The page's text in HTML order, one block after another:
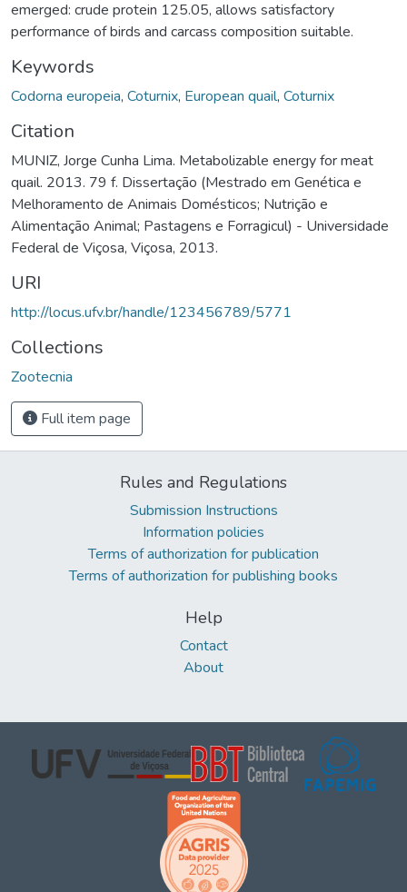
emerged: crude protein 125.05, allows satisfactory
performance of birds and carcass composition suitable.
Keywords
Codorna europeia, Coturnix, European quail, Coturnix
Citation
MUNIZ, Jorge Cunha Lima. Metabolizable energy for meat
quail. 2013. 79 f. Dissertação (Mestrado em Genética e
Melhoramento de Animais Domésticos; Nutrição e
Alimentação Animal; Pastagens e Forragicul) - Universidade
Federal de Viçosa, Viçosa, 2013.
URI
http://locus.ufv.br/handle/123456789/5771
Collections
Zootecnia
Full item page
Rules and Regulations
Submission Instructions
Information policies
Terms of authorization for publication
Terms of authorization for publishing books
Help
Contact
About